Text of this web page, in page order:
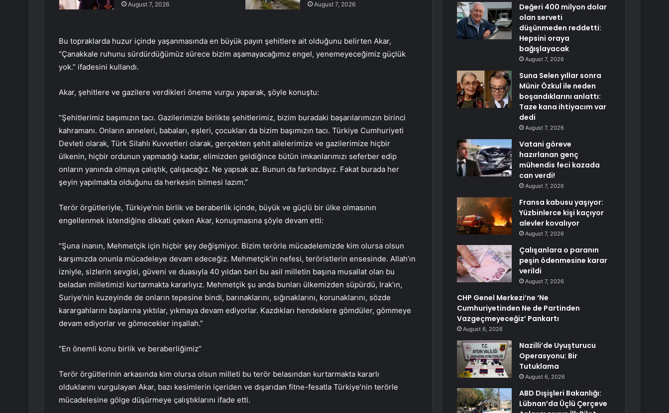
August 7, 2026 August 7, 2026
Bu topraklarda huzur içinde yaşanmasında en büyük payın şehitlere ait olduğunu belirten Akar,
“Çanakkale ruhunu sürdürdüğümüz sürece bizim aşamayacağımız engel, yenemeyeceğimiz güçlük
yok.” ifadesini kullandı.
Akar, şehitlere ve gazilere verdikleri öneme vurgu yaparak, şöyle konuştu:
“Şehitlerimiz başımızın tacı. Gazilerimizle birlikte şehitlerimiz, bizim buradaki başarılarımızın birinci
kahramanı. Onların anneleri, babaları, eşleri, çocukları da bizim başımızın tacı. Türkiye Cumhuriyeti
Devleti olarak, Türk Silahlı Kuvvetleri olarak, gerçekten şehit ailelerimize ve gazilerimize hiçbir
ülkenin, hiçbir ordunun yapmadığı kadar, elimizden geldiğince bütün imkanlarımızı seferber edip
onların yanında olmaya çalıştık, çalışacağız. Ne yapsak az. Bunun da farkındayız. Fakat burada her
şeyin yapılmakta olduğunu da herkesin bilmesi lazım.”
Terör örgütleriyle, Türkiye’nin birlik ve beraberlik içinde, büyük ve güçlü bir ülke olmasının
engellenmek istendiğine dikkati çeken Akar, konuşmasına şöyle devam etti:
“Şuna inanın, Mehmetçik için hiçbir şey değişmiyor. Bizim terörle mücadelemizde kim olursa olsun
karşımızda onunla mücadeleye devam edeceğiz. Mehmetçik’in nefesi, teröristlerin ensesinde. Allah’ın
izniyle, sizlerin sevgisi, güveni ve duasıyla 40 yıldan beri bu asil milletin başına musallat olan bu
beladan milletimizi kurtarmakta kararlıyız. Mehmetçik şu anda bunları ülkemizden süpürdü, Irak’ın,
Suriye’nin kuzeyinde de onların tepesine bindi, barınaklarını, sığınaklarını, korunaklarını, sözde
karargahlarını başlarına yıktılar, yıkmaya devam ediyorlar. Kazdıkları hendeklere gömdüler, gömmeye
devam ediyorlar ve gömecekler inşallah.”
“En önemli konu birlik ve beraberliğimiz”
Terör örgütlerinin arkasında kim olursa olsun milleti bu terör belasından kurtarmakta kararlı
olduklarını vurgulayan Akar, bazı kesimlerin içeriden ve dışarıdan fitne-fesatla Türkiye’nin terörle
mücadelesine gölge düşürmeye çalıştıklarını ifade etti.
Değeri 400 milyon dolar
olan serveti
düşünmeden reddetti:
Hepsini oraya
bağışlayacak
August 7, 2026
Suna Selen yıllar sonra
Münir Özkul ile neden
boşandıklarını anlattı:
Taze kana ihtiyacım var
dedi
August 7, 2026
Vatani göreve
hazırlanan genç
mühendis feci kazada
can verdi!
August 7, 2026
Fransa kabusu yaşıyor:
Yüzbinlerce kişi kaçıyor
alevler kovalıyor
August 7, 2026
Çalışanlara o paranın
peşin ödenmesine karar
verildi
August 7, 2026
CHP Genel Merkezi’ne ‘Ne
Cumhuriyetinden Ne de Partinden
Vazgeçmeyeceğiz’ Pankartı
August 6, 2026
Nazilli’de Uyuşturucu
Operasyonu: Bir
Tutuklama
August 6, 2026
ABD Dışişleri Bakanlığı:
Lübnan’da Üçlü Çerçeve